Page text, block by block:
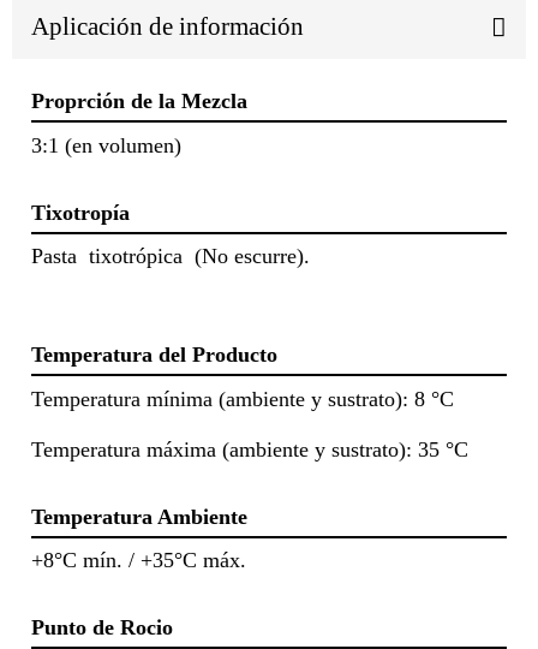
Aplicación de información
Proprción de la Mezcla
3:1 (en volumen)
Tixotropía
Pasta tixotrópica (No escurre).
Temperatura del Producto
Temperatura mínima (ambiente y sustrato): 8 °C
Temperatura máxima (ambiente y sustrato): 35 °C
Temperatura Ambiente
+8°C mín. / +35°C máx.
Punto de Rocio